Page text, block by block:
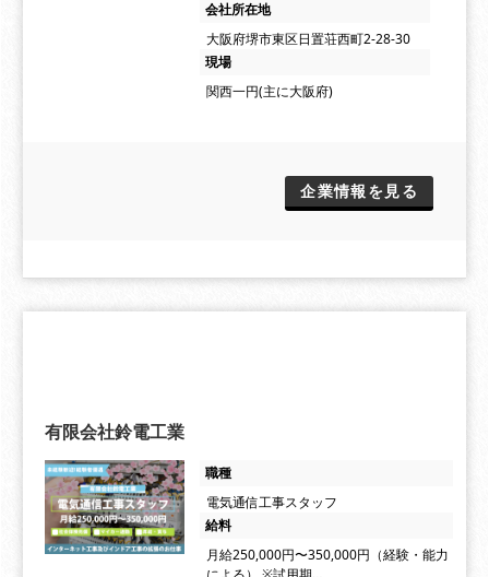
会社所在地
大阪府堺市東区日置荘西町2-28-30
現場
関西一円(主に大阪府)
企業情報を見る
有限会社鈴電工業
職種
電気通信工事スタッフ
給料
月給250,000円〜350,000円（経験・能力